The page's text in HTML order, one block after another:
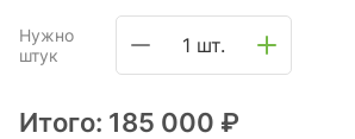
Нужно
штук
1 шт.
Итого: 185 000 ₽